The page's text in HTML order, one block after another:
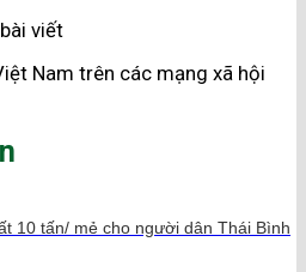
viết
Nam trên các mạng xã hội
10 tấn/ mẻ cho người dân Thái Bình